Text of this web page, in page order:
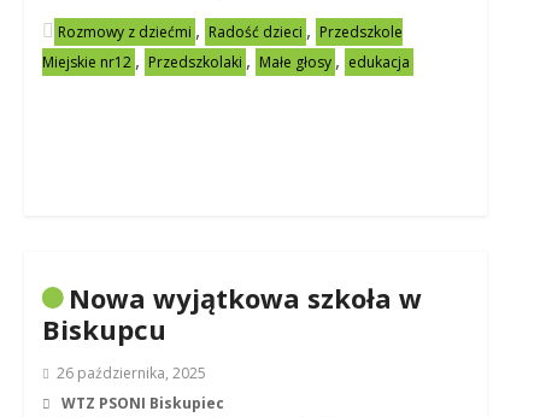
Rozmowy z dziećmi , Radość dzieci , Przedszkole
Miejskie nr12 , Przedszkolaki , Małe głosy , edukacja
Nowa wyjątkowa szkoła w
Biskupcu
26 października, 2025
WTZ PSONI Biskupiec